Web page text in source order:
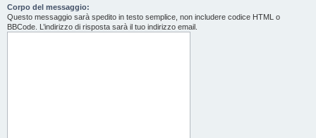
Corpo del messaggio:
Questo messaggio sarà spedito in testo semplice, non includere codice HTML o
BBCode. L’indirizzo di risposta sarà il tuo indirizzo email.